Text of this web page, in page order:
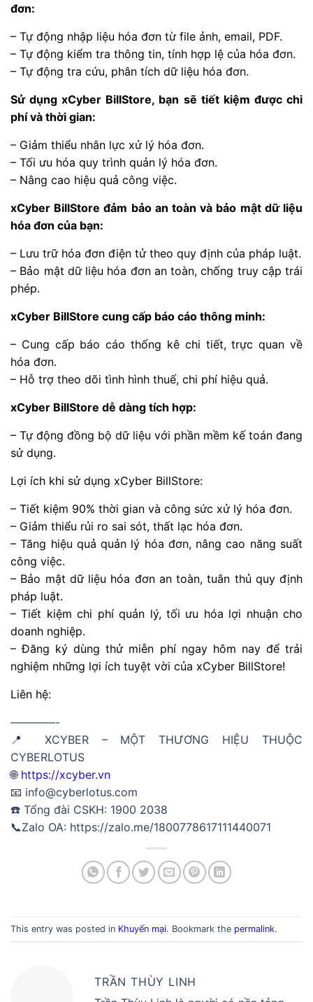
đơn:
– Tự động nhập liệu hóa đơn từ file ảnh, email, PDF.
– Tự động kiểm tra thông tin, tính hợp lệ của hóa đơn.
– Tự động tra cứu, phân tích dữ liệu hóa đơn.
Sử dụng xCyber BillStore, bạn sẽ tiết kiệm được chi
phí và thời gian:
– Giảm thiểu nhân lực xử lý hóa đơn.
– Tối ưu hóa quy trình quản lý hóa đơn.
– Nâng cao hiệu quả công việc.
xCyber BillStore đảm bảo an toàn và bảo mật dữ liệu
hóa đơn của bạn:
– Lưu trữ hóa đơn điện tử theo quy định của pháp luật.
– Bảo mật dữ liệu hóa đơn an toàn, chống truy cập trái
phép.
xCyber BillStore cung cấp báo cáo thông minh:
– Cung cấp báo cáo thống kê chi tiết, trực quan về
hóa đơn.
– Hỗ trợ theo dõi tình hình thuế, chi phí hiệu quả.
xCyber BillStore dễ dàng tích hợp:
– Tự động đồng bộ dữ liệu với phần mềm kế toán đang
sử dụng.
Lợi ích khi sử dụng xCyber BillStore:
– Tiết kiệm 90% thời gian và công sức xử lý hóa đơn.
– Giảm thiểu rủi ro sai sót, thất lạc hóa đơn.
– Tăng hiệu quả quản lý hóa đơn, nâng cao năng suất
công việc.
– Bảo mật dữ liệu hóa đơn an toàn, tuân thủ quy định
pháp luật.
– Tiết kiệm chi phí quản lý, tối ưu hóa lợi nhuận cho
doanh nghiệp.
– Đăng ký dùng thử miễn phí ngay hôm nay để trải
nghiệm những lợi ích tuyệt vời của xCyber BillStore!
Liên hệ:
————-
📍 XCYBER – MỘT THƯƠNG HIỆU THUỘC
CYBERLOTUS
🌐 https://xcyber.vn
📧 info@cyberlotus.com
☎️ Tổng đài CSKH: 1900 2038
📞Zalo OA: https://zalo.me/1800778617111440071
This entry was posted in Khuyến mại. Bookmark the permalink.
TRẦN THÙY LINH